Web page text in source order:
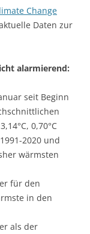
Change
Daten zur
alarmierend:
seit Beginn
0,70°C
2020 und
wärmsten
für den
in den
als der